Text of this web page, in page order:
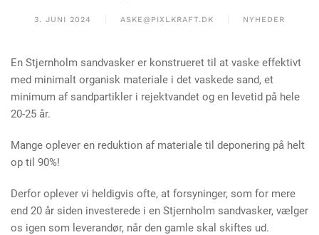
3. JUNI 2024 ASKE@PIXLKRAFT.DK NYHEDER
En Stjernholm sandvasker er konstrueret til at vaske effektivt
med minimalt organisk materiale i det vaskede sand, et
minimum af sandpartikler i rejektvandet og en levetid på hele
20-25 år.
Mange oplever en reduktion af materiale til deponering på helt
op til 90%!
Derfor oplever vi heldigvis ofte, at forsyninger, som for mere
end 20 år siden investerede i en Stjernholm sandvasker, vælger
os igen som leverandør, når den gamle skal skiftes ud.